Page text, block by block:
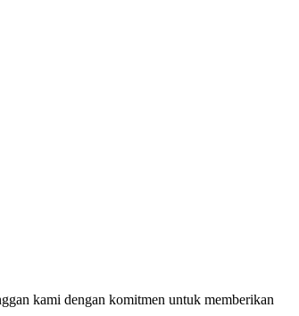
kami dengan komitmen untuk memberikan